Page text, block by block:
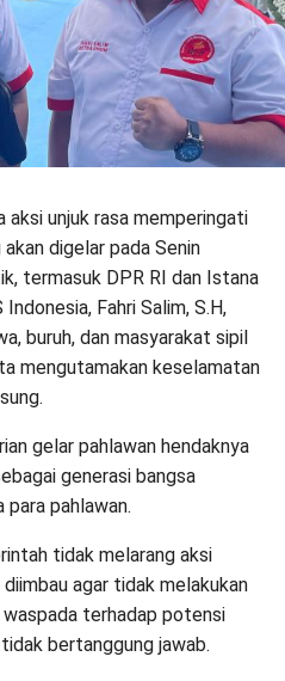
unjuk rasa memperingati
digelar pada Senin
termasuk DPR RI dan Istana
Fahri Salim, S.H,
buruh, dan masyarakat sipil
mengutamakan keselamatan
gelar pahlawan hendaknya
generasi bangsa
para pahlawan.
tidak melarang aksi
agar tidak melakukan
terhadap potensi
bertanggung jawab.